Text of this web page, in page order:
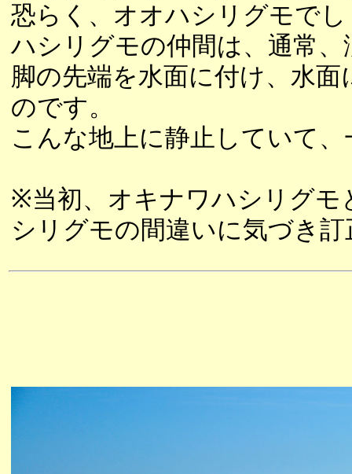
恐らく、オオハシリグモで
ハシリグモの仲間は、通常
脚の先端を水面に付け、水
のです。
こんな地上に静止していて
※当初、オキナワハシリグモ
シリグモの間違いに気づき